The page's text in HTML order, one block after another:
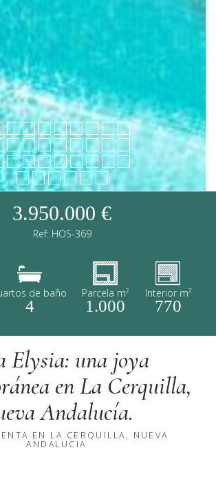
3.950.000 €
Ref: HOS-369
de baño
4
Parcela m²
1.000
Interior m²
770
Elysia: una joya
en La Cerquilla,
Andalucía.
EN LA CERQUILLA, NUEVA
ANDALUCIA